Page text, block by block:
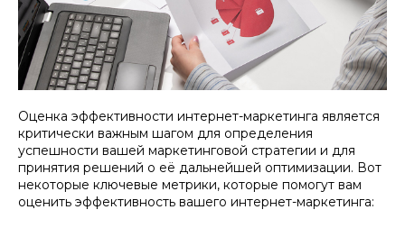
Оценка эффективности интернет-маркетинга является
критически важным шагом для определения
успешности вашей маркетинговой стратегии и для
принятия решений о её дальнейшей оптимизации. Вот
некоторые ключевые метрики, которые помогут вам
оценить эффективность вашего интернет-маркетинга: